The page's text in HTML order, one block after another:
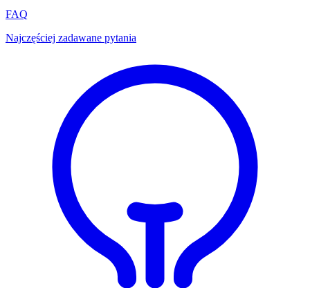
FAQ
Najczęściej zadawane pytania